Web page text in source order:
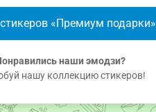
«Премиум подарки»
наши эмодзи?
нашу коллекцию стикеров!